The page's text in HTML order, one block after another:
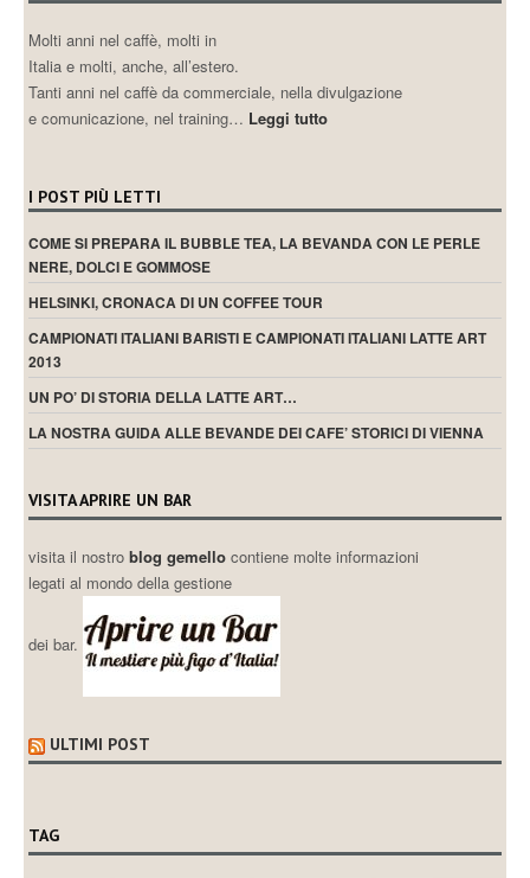
Molti anni nel caffè, molti in
Italia e molti, anche, all’estero.
Tanti anni nel caffè da commerciale, nella divulgazione
e comunicazione, nel training… Leggi tutto
I POST PIÙ LETTI
COME SI PREPARA IL BUBBLE TEA, LA BEVANDA CON LE PERLE
NERE, DOLCI E GOMMOSE
HELSINKI, CRONACA DI UN COFFEE TOUR
CAMPIONATI ITALIANI BARISTI E CAMPIONATI ITALIANI LATTE ART
2013
UN PO’ DI STORIA DELLA LATTE ART…
LA NOSTRA GUIDA ALLE BEVANDE DEI CAFE’ STORICI DI VIENNA
VISITA APRIRE UN BAR
visita il nostroblog gemellocontiene molte informazioni
legati al mondo della gestione
dei bar.
ULTIMI POST
TAG